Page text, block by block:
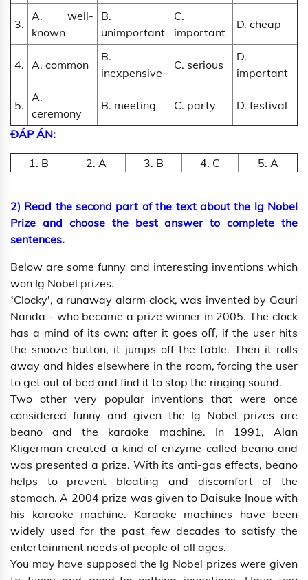
3.
A. well-
known
B.
unimportant
C.
important
D. cheap
4. A. common
B.
inexpensive
C. serious
D.
important
5.
A.
ceremony
B. meeting C. party D. festival
ĐÁP ÁN:
1. B 2. A 3. B 4. C 5. A
2) Read the second part of the text about the lg Nobel
Prize and choose the best answer to complete the
sentences.
Below are some funny and interesting inventions which
won Ig Nobel prizes.
‛Clocky', a runaway alarm clock, was invented by Gauri
Nanda - who became a prize winner in 2005. The clock
has a mind of its own: after it goes oﬀ, if the user hits
the snooze button, it jumps off the table. Then it rolls
away and hides elsewhere in the room, forcing the user
to get out of bed and find it to stop the ringing sound.
Two other very popular inventions that were once
considered funny and given the Ig Nobel prizes are
beano and the karaoke machine. In 1991, Alan
Kligerman created a kind of enzyme called beano and
was presented a prize. With its anti-gas effects, beano
helps to prevent bloating and discomfort of the
stomach. A 2004 prize was given to Daisuke Inoue with
his karaoke machine. Karaoke machines have been
widely used for the past few decades to satisfy the
entertainment needs of people of all ages.
You may have supposed the Ig Nobel prizes were given